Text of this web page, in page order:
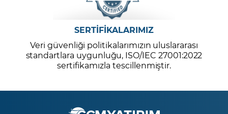
SERTİFİKALARIMIZ
Veri güvenliği politikalarımızın uluslararası
standartlara uygunluğu, ISO/IEC 27001:2022
sertifikamızla tescillenmiştir.